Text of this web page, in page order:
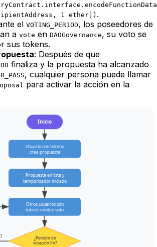
1 ether]) .
el VOTING_PERIOD, los poseedores de
a vote en DAOGovernance, su voto se
sus tokens.
: Después de que
finaliza y la propuesta ha alcanzado
, cualquier persona puede llamar
para activar la acción en la
Inicio
Usuario con tokens
crea propuesta
Propuesta en lista y
temporizador iniciado
Otros usuarios con
tokens emiten voto
¿Periodo de
votación fin?